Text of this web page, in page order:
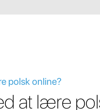
polsk online?
at lære